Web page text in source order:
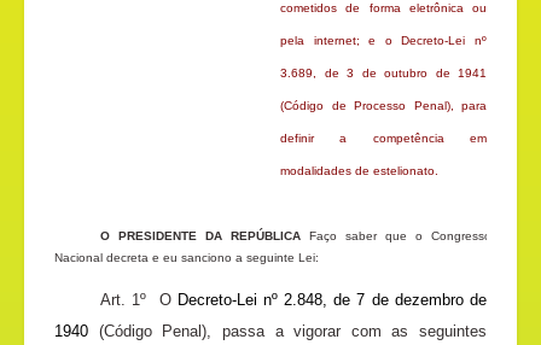
cometidos de forma eletrônica ou
pela internet; e o Decreto-Lei nº
3.689, de 3 de outubro de 1941
(Código de Processo Penal), para
definir a competência em
modalidades de estelionato.
O PRESIDENTE DA REPÚBLICA Faço saber que o Congresso
Nacional decreta e eu sanciono a seguinte Lei:
Art. 1º O Decreto-Lei nº 2.848, de 7 de dezembro de
1940 (Código Penal), passa a vigorar com as seguintes